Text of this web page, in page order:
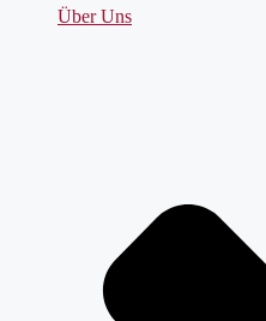
Über Uns